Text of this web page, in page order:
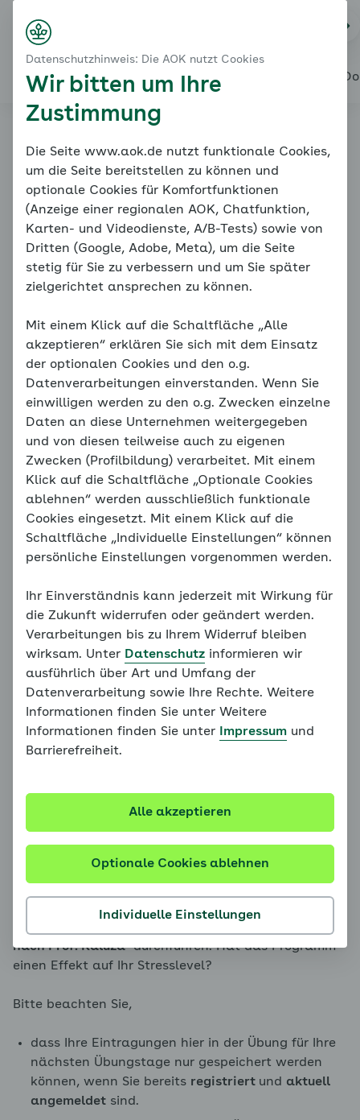
Alles über den Coach Mein Coach Meine
Stress und wie wir damit umgehen
Yoga-Atmung – eine praktische Anleitung
Das Vier-Wochen-Programm
Online-Coach
Bluthochdruck
Yoga-Atmung – eine praktische Anleitung
Das Vier-Wochen-Programm
Bevor Sie mit der Übung starten, finden Sie hier noch
einige Hinweise.
Führen Sie das Programm so durch, wie es hier und in
den einzelnen Wochen beschrieben steht.
Absolvieren Sie die Übung dabei täglich und wählen
Sie dafür eine der zuvor beschriebenen Haltungen in
sitzender oder liegender Position. Legen Sie
währenddessen Ihre Hände gerne locker auf die
und den Atem besser zu lenken. In der Übungswoche
finden Sie für jeden Übungstag die Dauer der Übung,
die mit 3 Minuten startet, und es wird Ihnen jeweils
die Atemtaktung bzw. das Zählmaß für das
Einatmen und Ausatmen für den Übungstag
angezeigt.
Messen Sie zudem Ihren Blutdruck jeweils
unmittelbar vor und unmittelbar nach der Übung und
damit Sie diese nicht vergessen. Geben Sie zudem
auch Ihr subjektives Empfinden vor und nach der
Übung jeden Tag an. Dafür haben Sie die Möglichkeit
zwischen den Ausprägungen sehr gut, gut,
mittelmäßig, schlecht uns sehr schlecht zu wählen.
Es ist auch sehr aufschlussreich, wenn Sie vor und
nach Prof. Kaluzadurchführen. Hat das Programm
einen Effekt auf Ihr Stresslevel?
Bitte beachten Sie,
dass Ihre Eintragungen hier in der Übung für Ihre
nächsten Übungstage nur gespeichert werden
können, wenn Sie bereits registriert und aktuell
angemeldet sind.
Datenschutzhinweis: Die AOK nutzt Cookies
Wir bitten um Ihre
Zustimmung
Die Seite www.aok.de nutzt funktionale Cookies,
um die Seite bereitstellen zu können und
optionale Cookies für Komfortfunktionen
(Anzeige einer regionalen AOK, Chatfunktion,
Karten- und Videodienste, A/B-Tests) sowie von
Dritten (Google, Adobe, Meta), um die Seite
stetig für Sie zu verbessern und um Sie später
zielgerichtet ansprechen zu können.
Mit einem Klick auf die Schaltfläche „Alle
akzeptieren“ erklären Sie sich mit dem Einsatz
der optionalen Cookies und den o.g.
Datenverarbeitungen einverstanden. Wenn Sie
einwilligen werden zu den o.g. Zwecken einzelne
Daten an diese Unternehmen weitergegeben
und von diesen teilweise auch zu eigenen
Zwecken (Profilbildung) verarbeitet. Mit einem
Klick auf die Schaltfläche „Optionale Cookies
ablehnen“ werden ausschließlich funktionale
Cookies eingesetzt. Mit einem Klick auf die
Schaltfläche „Individuelle Einstellungen“ können
persönliche Einstellungen vorgenommen werden.
Ihr Einverständnis kann jederzeit mit Wirkung für
die Zukunft widerrufen oder geändert werden.
Verarbeitungen bis zu Ihrem Widerruf bleiben
wirksam. Unter Datenschutz informieren wir
ausführlich über Art und Umfang der
Datenverarbeitung sowie Ihre Rechte. Weitere
Informationen finden Sie unter Weitere
Informationen finden Sie unter
Impressum und
Barrierefreiheit.
Individuelle Einstellungen
Optionale Cookies ablehnen
Alle akzeptieren